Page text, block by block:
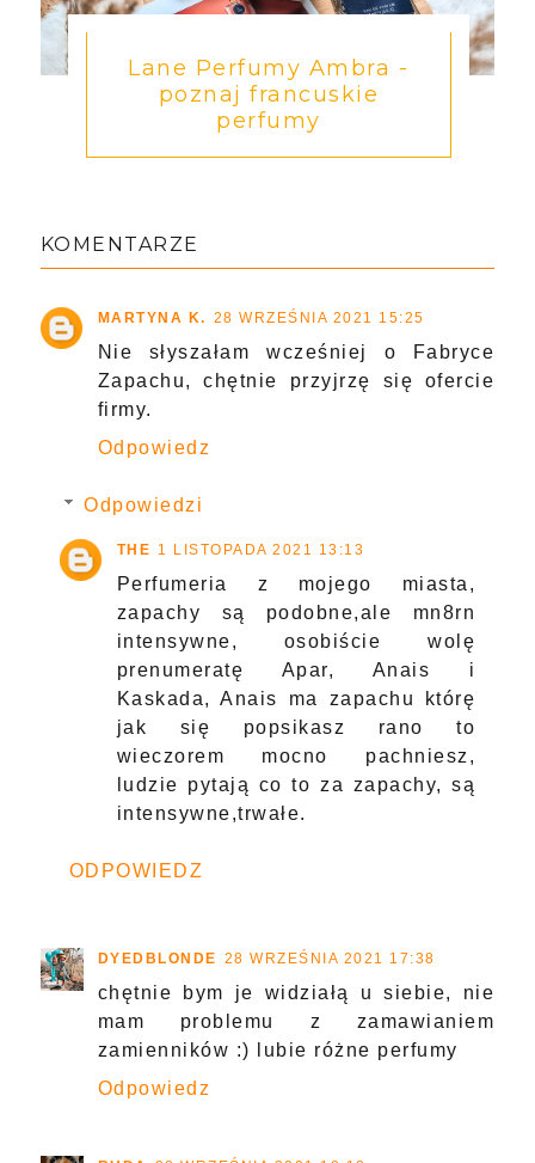
Lane Perfumy Ambra -
poznaj francuskie
perfumy
KOMENTARZE
MARTYNA K. 28 WRZEŚNIA 2021 15:25
Nie słyszałam wcześniej o Fabryce
Zapachu, chętnie przyjrzę się ofercie
firmy.
Odpowiedz
Odpowiedzi
THE 1 LISTOPADA 2021 13:13
Perfumeria z mojego miasta,
zapachy są podobne,ale mn8rn
intensywne, osobiście wolę
prenumeratę Apar, Anais i
Kaskada, Anais ma zapachu którę
jak się popsikasz rano to
wieczorem mocno pachniesz,
ludzie pytają co to za zapachy, są
intensywne,trwałe.
ODPOWIEDZ
DYEDBLONDE 28 WRZEŚNIA 2021 17:38
chętnie bym je widziałą u siebie, nie
mam problemu z zamawianiem
zamienników :) lubie różne perfumy
Odpowiedz